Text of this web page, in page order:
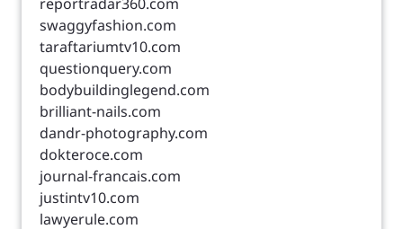
swaggyfashion.com
taraftariumtv10.com
questionquery.com
bodybuildinglegend.com
brilliant-nails.com
dandr-photography.com
dokteroce.com
journal-francais.com
justintv10.com
lawyerule.com